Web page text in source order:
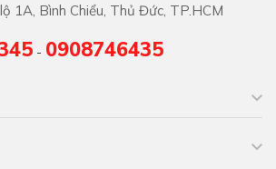
1A, Bình Chiểu, Thủ Đức, TP.HCM
- 0908746435